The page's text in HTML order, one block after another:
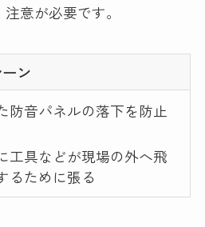
意が必要です。
ン
防音パネルの落下を防止
工具などが現場の外へ飛
るために張る